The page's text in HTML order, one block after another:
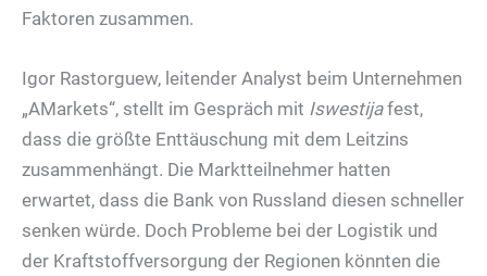
Faktoren zusammen.
Igor Rastorguew, leitender Analyst beim Unternehmen
„AMarkets“, stellt im Gespräch mit Iswestijafest,
dass die größte Enttäuschung mit dem Leitzins
zusammenhängt. Die Marktteilnehmer hatten
erwartet, dass die Bank von Russland diesen schneller
senken würde. Doch Probleme bei der Logistik und
der Kraftstoffversorgung der Regionen könnten die